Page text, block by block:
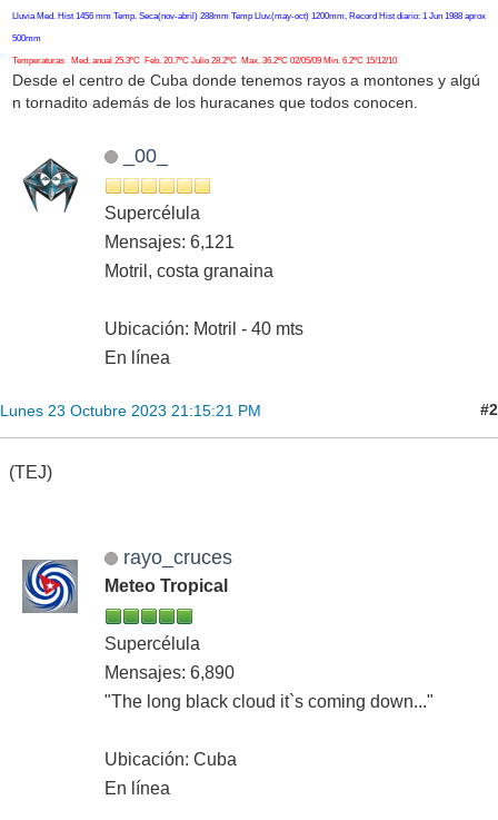
Lluvia Med. Hist 1456 mm Temp. Seca(nov-abril) 288mm Temp Lluv.(may-oct) 1200mm, Record Hist diario: 1 Jun 1988 aprox
500mm
Temperaturas Med. anual 25.3ºC Feb. 20.7ºC Julio 28.2ºC Max. 36.2ºC 02/05/09 Min. 6.2ºC 15/12/10
Desde el centro de Cuba donde tenemos rayos a montones y algú
n tornadito además de los huracanes que todos conocen.
_00_
Supercélula
Mensajes: 6,121
Motril, costa granaina
Ubicación: Motril - 40 mts
En línea
Lunes 23 Octubre 2023 21:15:21 PM #2
(TEJ)
rayo_cruces
Meteo Tropical
Supercélula
Mensajes: 6,890
"The long black cloud it`s coming down..."
Ubicación: Cuba
En línea